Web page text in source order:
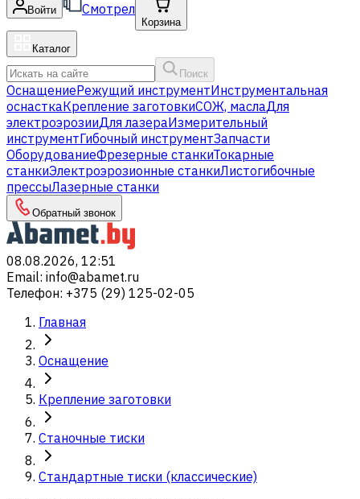
Войти Смотрел
Корзина
Каталог
Поиск
ОснащениеРежущий инструментИнструментальная
оснасткаКрепление заготовкиСОЖ, маслаДля
электроэрозииДля лазераИзмерительный
инструментГибочный инструментЗапчасти
ОборудованиеФрезерные станкиТокарные
станкиЭлектроэрозионные станкиЛистогибочные
прессыЛазерные станки
Обратный звонок
08.08.2026, 12:51
Email: info@abamet.ru
Телефон: +375 (29) 125-02-05
Главная
Оснащение
Крепление заготовки
Станочные тиски
Стандартные тиски (классические)